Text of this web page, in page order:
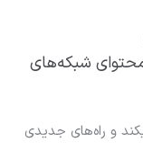
محتوای شبکه‌های
و راه‌های جدیدی